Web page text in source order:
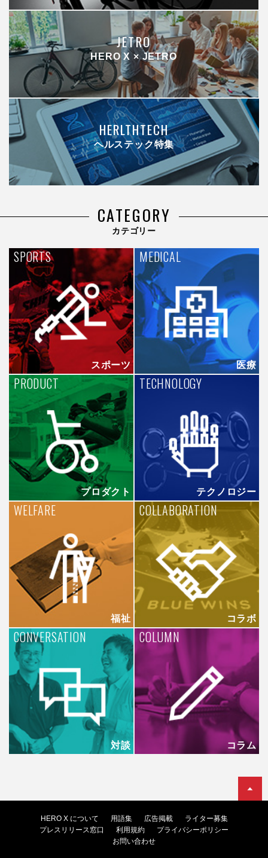
JETRO
HERO X × JETRO
HERLTHTECH
ヘルステック特集
CATEGORY
カテゴリー
スポーツ
SPORTS
医療
MEDICAL
プロダクト
PRODUCT
テクノロジー
TECHNOLOGY
福祉
WELFARE
コラボ
COLLABORATION
対談
CONVERSATION
コラム
COLUMN
HERO X について 用語集 広告掲載
ライター募集
プレスリリース窓口
利用規約
プライバシーポリシー
お問い合わせ